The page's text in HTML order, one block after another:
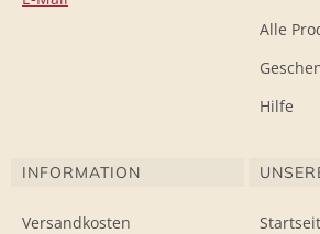
Alle
Hilfe
INFORMATION
Versandkosten